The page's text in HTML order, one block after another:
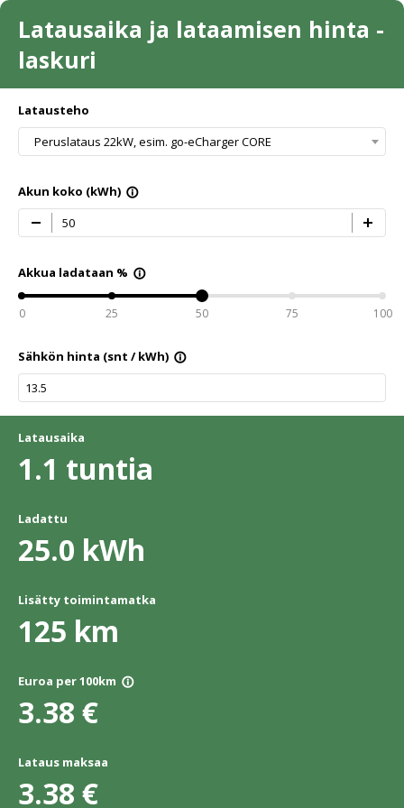
Latausaika ja lataamisen hinta -
laskuri
Akkua ladataan % info_outline
0 25 50 75 100
Akun koko (kWh) info_outline
Latausteho
Peruslataus 22kW, esim. go-eCharger CORE
Latausaika
1.1 tuntia
Ladattu
25.0 kWh
Lisätty toimintamatka
125 km
Sähkön hinta (snt / kWh) info_outline
Euroa per 100km info_outline
3.38 €
Lataus maksaa
3.38 €